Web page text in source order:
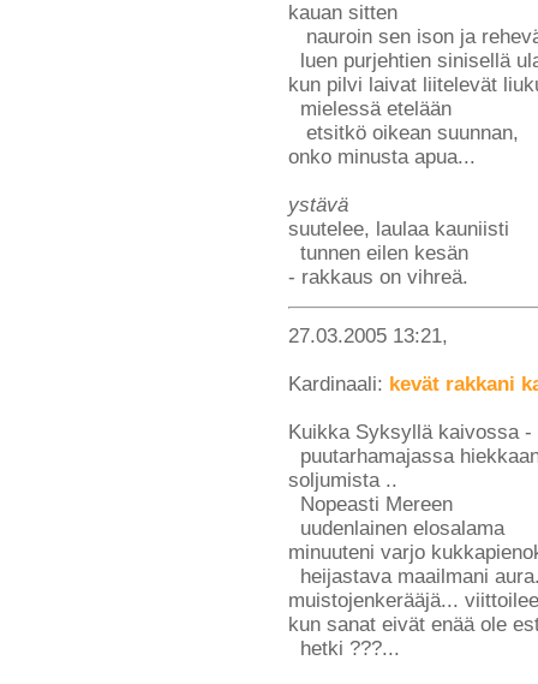
kauan sitten
nauroin sen ison ja
luen purjehtien sinisellä
kun pilvi laivat liitelevät
mielessä etelään
etsitkö oikean suunnan,
onko minusta apua...
ystävä
suutelee, laulaa kauniisti
tunnen eilen kesän
- rakkaus on vihreä.
27.03.2005 13:21,
Kardinaali: kevät rakkani
Kuikka Syksyllä kaivossa
puutarhamajassa
soljumista ..
Nopeasti Mereen
uudenlainen elosalama
minuuteni varjo
heijastava maailmani
muistojenkerääjä...
kun sanat eivät enää ole
hetki ???...